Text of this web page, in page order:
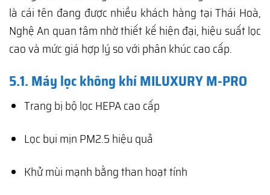
là cái tên đang được nhiều khách hàng tại Thái Hoà,
Nghệ An quan tâm nhờ thiết kế hiện đại, hiệu suất lọc
cao và mức giá hợp lý so với phân khúc cao cấp.
5.1. Máy lọc không khí MILUXURY M-PRO
Trang bị bộ lọc HEPA cao cấp
Lọc bụi mịn PM2.5 hiệu quả
Khử mùi mạnh bằng than hoạt tính